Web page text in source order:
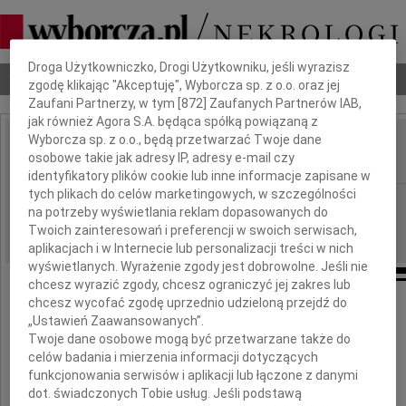
Nekrologi Odeszli Poradnik pogrzebowy
IMIĘ I NAZWISKO: Zofia Buszkowa
REGION: Łódź
DATA EMISJI: 12.08.2010
W dniu 4 sierpnia 2010 r.,
w wieku 88 lat, zmarła w Katowicach
Dbamy o Twoją prywatność
Droga Użytkowniczko, Drogi Użytkowniku, jeśli wyrazisz
zgodę klikając "Akceptuję", Wyborcza sp. z o.o. oraz jej
Zaufani Partnerzy, w tym [872 ] Zaufanych Partnerów IAB,
jak również Agora S.A. będąca spółką powiązaną z
Wyborcza sp. z o.o., będą przetwarzać Twoje dane
osobowe takie jak adresy IP, adresy e-mail czy
identyfikatory plików cookie lub inne informacje zapisane w
tych plikach do celów marketingowych, w szczególności
na potrzeby wyświetlania reklam dopasowanych do
Twoich zainteresowań i preferencji w swoich serwisach,
aplikacjach i w Internecie lub personalizacji treści w nich
wyświetlanych. Wyrażenie zgody jest dobrowolne. Jeśli nie
chcesz wyrazić zgody, chcesz ograniczyć jej zakres lub
chcesz wycofać zgodę uprzednio udzieloną przejdź do
„Ustawień Zaawansowanych”.
Twoje dane osobowe mogą być przetwarzane także do
celów badania i mierzenia informacji dotyczących
funkcjonowania serwisów i aplikacji lub łączone z danymi
dot. świadczonych Tobie usług. Jeśli podstawą